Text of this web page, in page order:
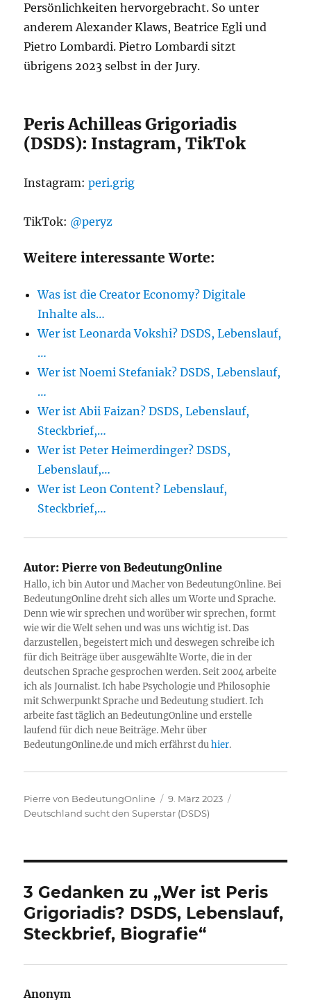
Persönlichkeiten hervorgebracht. So unter
anderem Alexander Klaws, Beatrice Egli und
Pietro Lombardi. Pietro Lombardi sitzt
übrigens 2023 selbst in der Jury.
Peris Achilleas Grigoriadis
(DSDS): Instagram, TikTok
Instagram:peri.grig
TikTok: @peryz
Weitere interessante Worte:
Was ist die Creator Economy? Digitale
Inhalte als…
Wer ist Leonarda Vokshi? DSDS, Lebenslauf,
…
Wer ist Noemi Stefaniak? DSDS, Lebenslauf,
…
Wer ist Abii Faizan? DSDS, Lebenslauf,
Steckbrief,…
Wer ist Peter Heimerdinger? DSDS,
Lebenslauf,…
Wer ist Leon Content? Lebenslauf,
Steckbrief,…
Autor: Pierre von BedeutungOnline
Hallo, ich bin Autor und Macher von BedeutungOnline. Bei
BedeutungOnline dreht sich alles um Worte und Sprache.
Denn wie wir sprechen und worüber wir sprechen, formt
wie wir die Welt sehen und was uns wichtig ist. Das
darzustellen, begeistert mich und deswegen schreibe ich
für dich Beiträge über ausgewählte Worte, die in der
deutschen Sprache gesprochen werden. Seit 2004 arbeite
ich als Journalist. Ich habe Psychologie und Philosophie
mit Schwerpunkt Sprache und Bedeutung studiert. Ich
arbeite fast täglich an BedeutungOnline und erstelle
laufend für dich neue Beiträge. Mehr über
BedeutungOnline.de und mich erfährst duhier.
Autor
Pierre von BedeutungOnline
Veröffentlicht
am
9. März 2023
Deutschland sucht den Superstar (DSDS)
3 Gedanken zu „Wer ist Peris
Grigoriadis? DSDS, Lebenslauf,
Steckbrief, Biografie“
Anonym